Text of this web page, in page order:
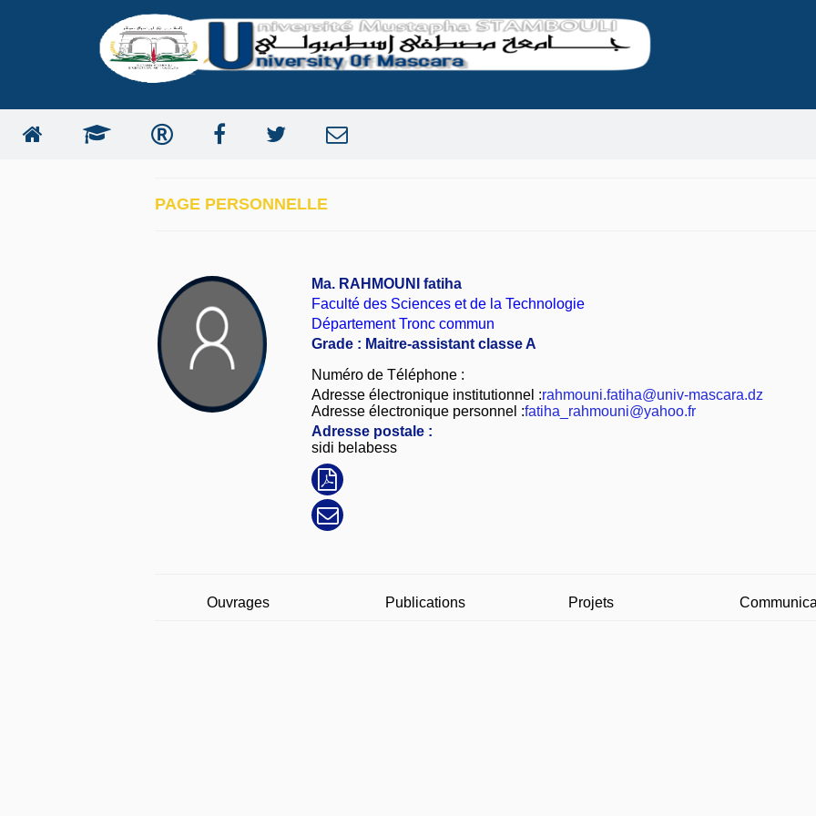
PAGE PERSONNELLE
Ma. RAHMOUNI fatiha
Faculté des Sciences et de la Technologie
Département Tronc commun
Grade : Maitre-assistant classe A
Numéro de Téléphone :
Adresse électronique institutionnel :rahmouni.fatiha@univ-mascara.dz
Adresse électronique personnel :fatiha_rahmouni@yahoo.fr
Adresse postale :
sidi belabess
Ouvrages Publications Projets